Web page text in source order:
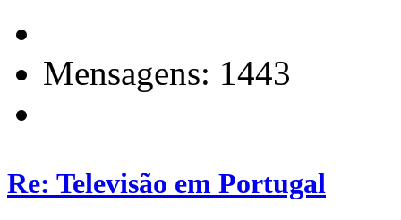
Mensagens: 1443
Re: Televisão em Portugal